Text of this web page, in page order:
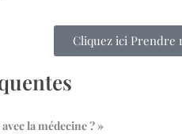
Cliquez ici Prendre
la médecine ? »